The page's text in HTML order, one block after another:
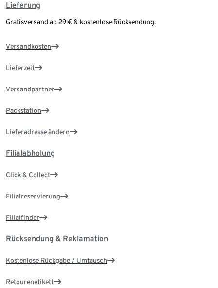
Lieferung
Gratisversand ab 29 € & kostenlose Rücksendung.
Versandkosten
Lieferzeit
Versandpartner
Packstation
Lieferadresse ändern
Filialabholung
Click & Collect
Filialreservierung
Filialfinder
Rücksendung & Reklamation
Kostenlose Rückgabe / Umtausch
Retourenetikett